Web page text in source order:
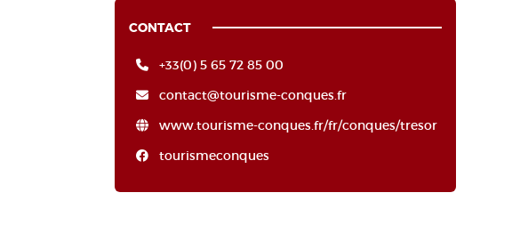
CONTACT
+33(0) 5 65 72 85 00
contact@tourisme-conques.fr
www.tourisme-conques.fr/fr/conques/tresor
tourismeconques